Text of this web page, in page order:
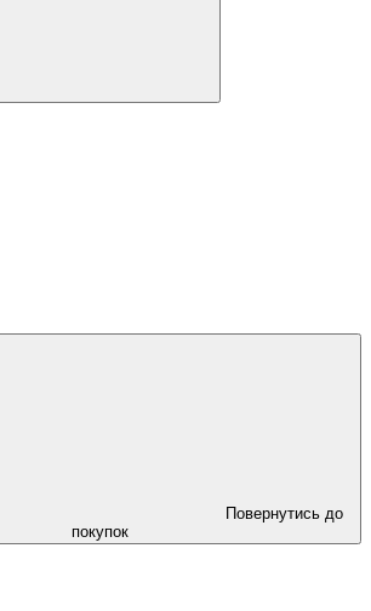
Повернутись до
покупок